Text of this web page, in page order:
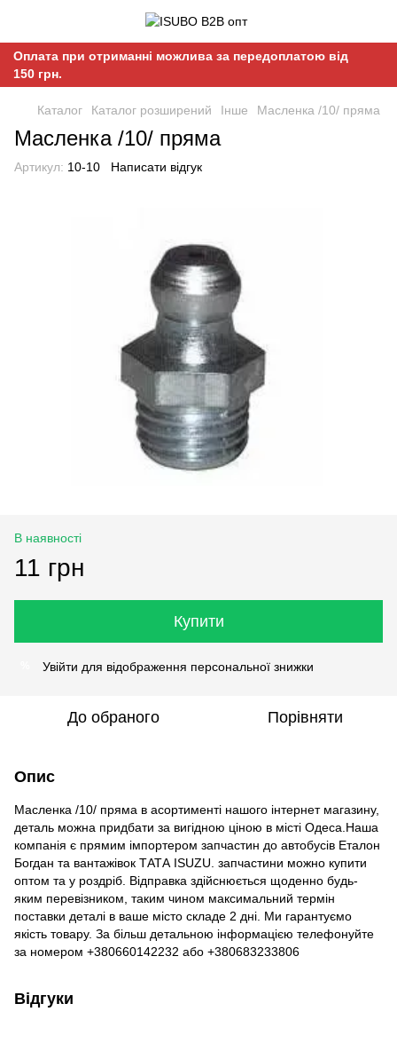
Оплата при отриманні можлива за передоплатою від
150 грн.
Каталог Каталог розширений Інше Масленка /10/ пряма
Масленка /10/ пряма
Артикул: 10-10 Написати відгук
В наявності
11 грн
Купити
Увійти для відображення персональної знижки
До обраного Порівняти
Опис
Масленка /10/ пряма в асортименті нашого інтернет магазину,
деталь можна придбати за вигідною ціною в місті Одеса.Наша
компанія є прямим імпортером запчастин до автобусів Еталон
Богдан та вантажівок ТАТА ISUZU. запчастини можно купити
оптом та у роздріб. Відправка здійснюється щоденно будь-
яким перевізником, таким чином максимальний термін
поставки деталі в ваше місто складе 2 дні. Ми гарантуємо
якість товару. За більш детальною інформацією телефонуйте
за номером +380660142232 або +380683233806
Відгуки